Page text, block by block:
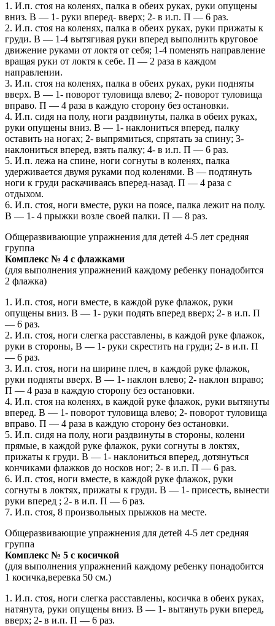
1. И.п. стоя на коленях, палка в обеих руках, руки опущены
вниз. В — 1- руки вперед- вверх; 2- в и.п. П — 6 раз.
2. И.п. стоя на коленях, палка в обеих руках, руки прижаты к
груди. В — 1-4 вытягивая руки вперед выполнить круговое
движение руками от локтя от себя; 1-4 поменять направление
вращая руки от локтя к себе. П — 2 раза в каждом
направлении.
3. И.п. стоя на коленях, палка в обеих руках, руки подняты
вверх. В — 1- поворот туловища влево; 2- поворот туловища
вправо. П — 4 раза в каждую сторону без остановки.
4. И.п. сидя на полу, ноги раздвинуты, палка в обеих руках,
руки опущены вниз. В — 1- наклониться вперед, палку
оставить на ногах; 2- выпрямиться, спрятать за спину; 3-
наклониться вперед, взять палку; 4- в и.п. П — 6 раз.
5. И.п. лежа на спине, ноги согнуты в коленях, палка
удерживается двумя руками под коленями. В — подтянуть
ноги к груди раскачиваясь вперед-назад. П — 4 раза с
отдыхом.
6. И.п. стоя, ноги вместе, руки на поясе, палка лежит на полу.
В — 1- 4 прыжки возле своей палки. П — 8 раз.
Общеразвивающие упражнения для детей 4-5 лет средняя
группа
Комплекс № 4 с флажками
(для выполнения упражнений каждому ребенку понадобится
2 флажка)
1. И.п. стоя, ноги вместе, в каждой руке флажок, руки
опущены вниз. В — 1- руки подять вперед вверх; 2- в и.п. П
— 6 раз.
2. И.п. стоя, ноги слегка расставлены, в каждой руке флажок,
руки в стороны, В — 1- руки скрестить на груди; 2- в и.п. П
— 6 раз.
3. И.п. стоя, ноги на ширине плеч, в каждой руке флажок,
руки подняты вверх. В — 1- наклон влево; 2- наклон вправо;
П — 4 раза в каждую сторону без остановки.
4. И.п. стоя на коленях, в каждой руке флажок, руки вытянуты
вперед. В — 1- поворот туловища влево; 2- поворот туловища
вправо. П — 4 раза в каждую сторону без остановки.
5. И.п. сидя на полу, ноги раздвинуты в стороны, колени
прямые, в каждой руке флажок, руки согнуты в локтях,
прижаты к груди. В — 1- наклониться вперед, дотянуться
кончиками флажков до носков ног; 2- в и.п. П — 6 раз.
6. И.п. стоя, ноги вместе, в каждой руке флажок, руки
согнуты в локтях, прижаты к груди. В — 1- присесть, вынести
руки вперед ; 2- в и.п. П — 6 раз.
7. И.п. стоя, 8 произвольных прыжков на месте.
Общеразвивающие упражнения для детей 4-5 лет средняя
группа
Комплекс № 5 с косичкой
(для выполнения упражнений каждому ребенку понадобится
1 косичка,веревка 50 см.)
1. И.п. стоя, ноги слегка расставлены, косичка в обеих руках,
натянута, руки опущены вниз. В — 1- вытянуть руки вперед,
вверх; 2- в и.п. П — 6 раз.